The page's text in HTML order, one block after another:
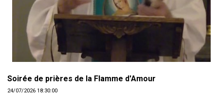
Soirée de prières de la Flamme d'Amour
24/07/2026 18:30:00